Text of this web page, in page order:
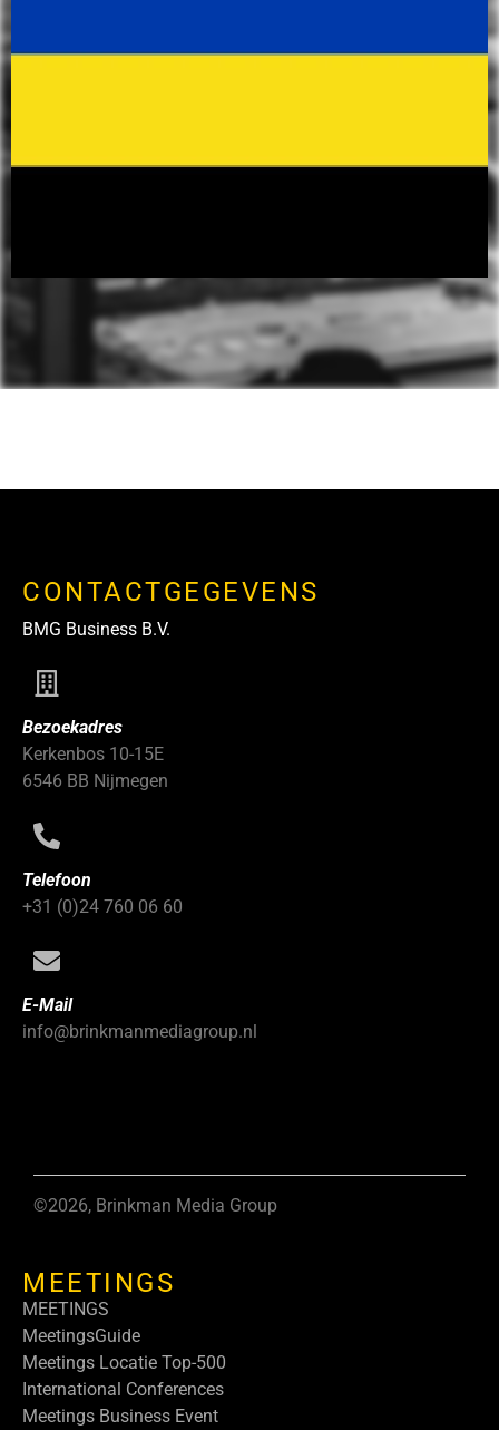
CONTACTGEGEVENS
BMG Business B.V.
Bezoekadres
Kerkenbos 10-15E
6546 BB Nijmegen
Telefoon
+31 (0)24 760 06 60
E-Mail
info@brinkmanmediagroup.nl
©2026, Brinkman Media Group
MEETINGS
MEETINGS
MeetingsGuide
Meetings Locatie Top-500
International Conferences
Meetings Business Event